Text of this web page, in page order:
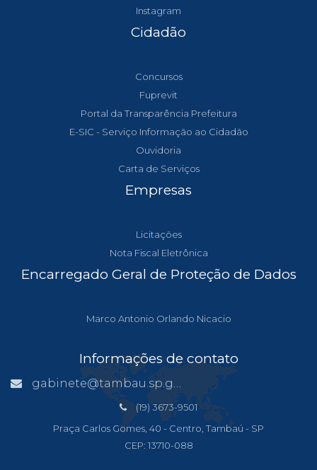
Instagram
Cidadão
Concursos
Fuprevit
Portal da Transparência Prefeitura
E-SIC - Serviço Informação ao Cidadão
Ouvidoria
Carta de Serviços
Empresas
Licitações
Nota Fiscal Eletrônica
Encarregado Geral de Proteção de Dados
Marco Antonio Orlando Nicacio
Informações de contato
gabinete@tambau.sp.gov.br
(19) 3673-9501
Praça Carlos Gomes, 40 - Centro, Tambaú - SP
CEP: 13710-088